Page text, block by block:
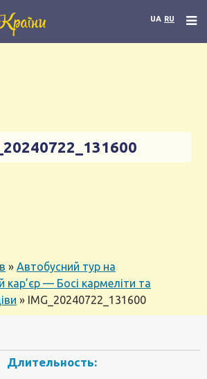
UA RU
» Автобусний тур на
кар’єр — Босі кармеліти та
» IMG_20240722_131600
Длительность: